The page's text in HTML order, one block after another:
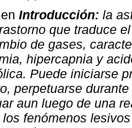
Introducción: la
que traduce
de gases,
hipercapnia y
Puede iniciarse
perpetuarse
aun luego de una
fenómenos